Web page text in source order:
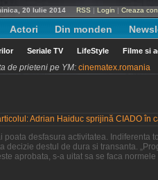
20 Iulie 2014 RSS | Login | Creaza
Actori Din monden
Seriale TV LifeStyle Filme si
de prieteni pe YM: cinematex.romania
desfasura activitatea. Indiferenta
destul de dura si transanta.
aprobata, s-a uitat sa se faca